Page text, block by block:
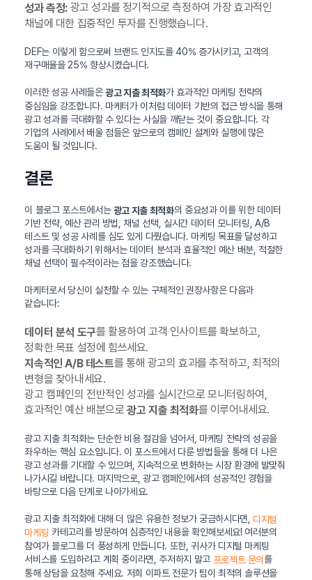
성과 측정:광고 성과를 정기적으로 측정하여 가장 효과적인
채널에 대한 집중적인 투자를 진행했습니다.
DEF는 이렇게 함으로써 브랜드 인지도를 40% 증가시키고, 고객의
재구매율을 25% 향상시켰습니다.
이러한 성공 사례들은광고 지출 최적화가 효과적인 마케팅 전략의
중심임을 강조합니다. 마케터가 이처럼 데이터 기반의 접근 방식을 통해
광고 성과를 극대화할 수 있다는 사실을 깨닫는 것이 중요합니다. 각
기업의 사례에서 배울 점들은 앞으로의 캠페인 설계와 실행에 많은
도움이 될 것입니다.
결론
이 블로그 포스트에서는광고 지출 최적화의 중요성과 이를 위한 데이터
기반 전략, 예산 관리 방법, 채널 선택, 실시간 데이터 모니터링, A/B
테스트 및 성공 사례를 심도 있게 다뤘습니다. 마케팅 목표를 달성하고
성과를 극대화하기 위해서는 데이터 분석과 효율적인 예산 배분, 적절한
채널 선택이 필수적이라는 점을 강조했습니다.
마케터로서 당신이 실천할 수 있는 구체적인 권장사항은 다음과
같습니다:
데이터 분석 도구를 활용하여 고객 인사이트를 확보하고,
정확한 목표 설정에 힘쓰세요.
지속적인 A/B 테스트를 통해 광고의 효과를 추적하고, 최적의
변형을 찾아내세요.
광고 캠페인의 전반적인 성과를 실시간으로 모니터링하여,
효과적인 예산 배분으로광고 지출 최적화를 이루어내세요.
광고 지출 최적화는 단순한 비용 절감을 넘어서, 마케팅 전략의 성공을
좌우하는 핵심 요소입니다. 이 포스트에서 다룬 방법들을 통해 더 나은
광고 성과를 기대할 수 있으며, 지속적으로 변화하는 시장 환경에 발맞춰
나가시길 바랍니다. 마지막으로, 광고 캠페인에서의 성공적인 경험을
바탕으로 다음 단계로 나아가세요.
광고 지출 최적화에 대해 더 많은 유용한 정보가 궁금하시다면, 디지털
마케팅 카테고리를 방문하여 심층적인 내용을 확인해보세요! 여러분의
참여가 블로그를 더 풍성하게 만듭니다. 또한, 귀사가 디지털 마케팅
서비스를 도입하려고 계획 중이라면, 주저하지 말고 프로젝트 문의 를
통해 상담을 요청해 주세요. 저희 이파트 전문가 팀이 최적의 솔루션을